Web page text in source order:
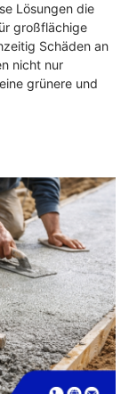
Lösungen die
großflächige
Schäden an
nicht nur
grünere und